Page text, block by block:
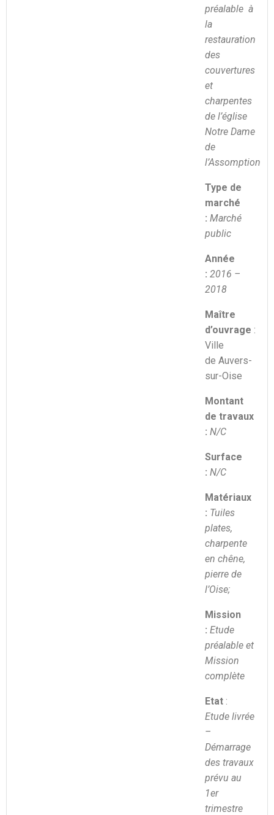
préalable à
la
restauration
des
couvertures
et
charpentes
de l’église
Notre Dame
de
l’Assomption
Type de
marché
: Marché
public
Année
: 2016 –
2018
Maître
d’ouvrage :
Ville
de Auvers-
sur-Oise
Montant
de travaux
: N/C
Surface
: N/C
Matériaux
: Tuiles
plates,
charpente
en chêne,
pierre de
l’Oise;
Mission
: Etude
préalable et
Mission
complète
Etat:
Etude livrée
–
Démarrage
des travaux
prévu au
1er
trimestre